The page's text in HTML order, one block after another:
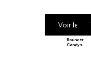
Voir le
Bouncer
Candys